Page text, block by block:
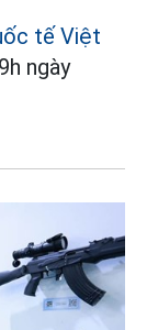
tế Việt
ngày